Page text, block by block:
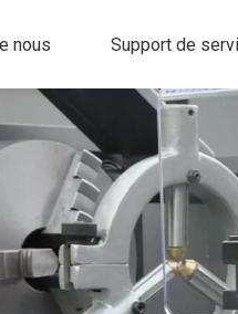
nous Support de